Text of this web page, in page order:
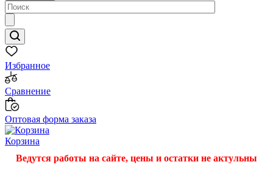
Избранное
Сравнение
Оптовая форма заказа
Корзина
Ведутся работы на сайте, цены и остатки не актульны